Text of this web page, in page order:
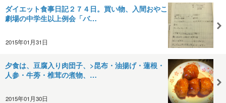
ダイエット食事日記２７４日。買い物、入間おやこ
劇場の中学生以上例会「バ…
2015年01月31日
夕食は、豆腐入り肉団子、>昆布・油揚げ・蓮根・
人参・牛蒡・椎茸の煮物、…
2015年01月30日